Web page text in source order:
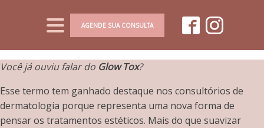
AGENDE SUA CONSULTA
Você já ouviu falar do Glow Tox?
Esse termo tem ganhado destaque nos consultórios de
dermatologia porque representa uma nova forma de
pensar os tratamentos estéticos. Mais do que suavizar